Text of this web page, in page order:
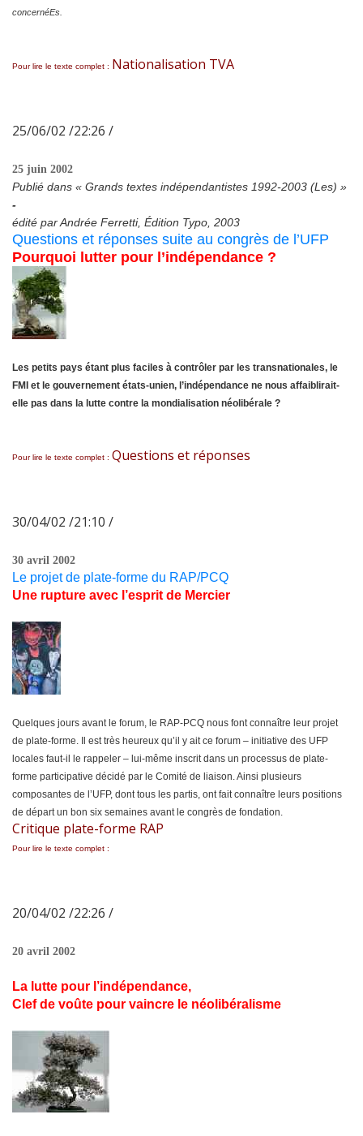
concernéEs.
Pour lire le texte complet : Nationalisation TVA
25/06/02 /22:26 /
25 juin 2002
Publié dans « Grands textes indépendantistes 1992-2003 (Les) »
-
édité par Andrée Ferretti, Édition Typo, 2003
Questions et réponses suite au congrès de l’UFP
Pourquoi lutter pour l’indépendance ?
Les petits pays étant plus faciles à contrôler par les transnationales, le
FMI et le gouvernement états-unien, l’indépendance ne nous affaiblirait-
elle pas dans la lutte contre la mondialisation néolibérale ?
Pour lire le texte complet : Questions et réponses
30/04/02 /21:10 /
30 avril 2002
Le projet de plate-forme du RAP/PCQ
Une rupture avec l’esprit de Mercier
Quelques jours avant le forum, le RAP-PCQ nous font connaître leur projet
de plate-forme. Il est très heureux qu’il y ait ce forum – initiative des UFP
locales faut-il le rappeler – lui-même inscrit dans un processus de plate-
forme participative décidé par le Comité de liaison. Ainsi plusieurs
composantes de l’UFP, dont tous les partis, ont fait connaître leurs positions
de départ un bon six semaines avant le congrès de fondation.
Critique plate-forme RAP
Pour lire le texte complet :
20/04/02 /22:26 /
20 avril 2002
La lutte pour l’indépendance,
Clef de voûte pour vaincre le néolibéralisme